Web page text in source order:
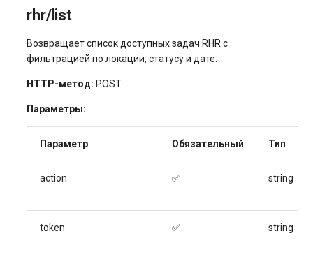
rhr/list
Возвращает список доступных задач RHR с
фильтрацией по локации, статусу и дате.
HTTP-метод: POST
Параметры:
Параметр Обязательный Тип
action ✅ string
token ✅ string